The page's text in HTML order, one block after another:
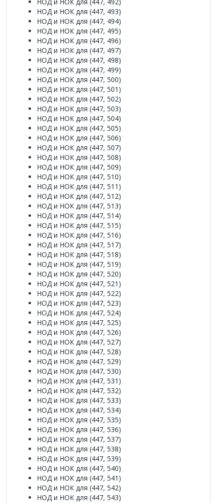
НОД и НОК для (447, 493)
НОД и НОК для (447, 494)
НОД и НОК для (447, 495)
НОД и НОК для (447, 496)
НОД и НОК для (447, 497)
НОД и НОК для (447, 498)
НОД и НОК для (447, 499)
НОД и НОК для (447, 500)
НОД и НОК для (447, 501)
НОД и НОК для (447, 502)
НОД и НОК для (447, 503)
НОД и НОК для (447, 504)
НОД и НОК для (447, 505)
НОД и НОК для (447, 506)
НОД и НОК для (447, 507)
НОД и НОК для (447, 508)
НОД и НОК для (447, 509)
НОД и НОК для (447, 510)
НОД и НОК для (447, 511)
НОД и НОК для (447, 512)
НОД и НОК для (447, 513)
НОД и НОК для (447, 514)
НОД и НОК для (447, 515)
НОД и НОК для (447, 516)
НОД и НОК для (447, 517)
НОД и НОК для (447, 518)
НОД и НОК для (447, 519)
НОД и НОК для (447, 520)
НОД и НОК для (447, 521)
НОД и НОК для (447, 522)
НОД и НОК для (447, 523)
НОД и НОК для (447, 524)
НОД и НОК для (447, 525)
НОД и НОК для (447, 526)
НОД и НОК для (447, 527)
НОД и НОК для (447, 528)
НОД и НОК для (447, 529)
НОД и НОК для (447, 530)
НОД и НОК для (447, 531)
НОД и НОК для (447, 532)
НОД и НОК для (447, 533)
НОД и НОК для (447, 534)
НОД и НОК для (447, 535)
НОД и НОК для (447, 536)
НОД и НОК для (447, 537)
НОД и НОК для (447, 538)
НОД и НОК для (447, 539)
НОД и НОК для (447, 540)
НОД и НОК для (447, 541)
НОД и НОК для (447, 542)
НОД и НОК для (447, 543)